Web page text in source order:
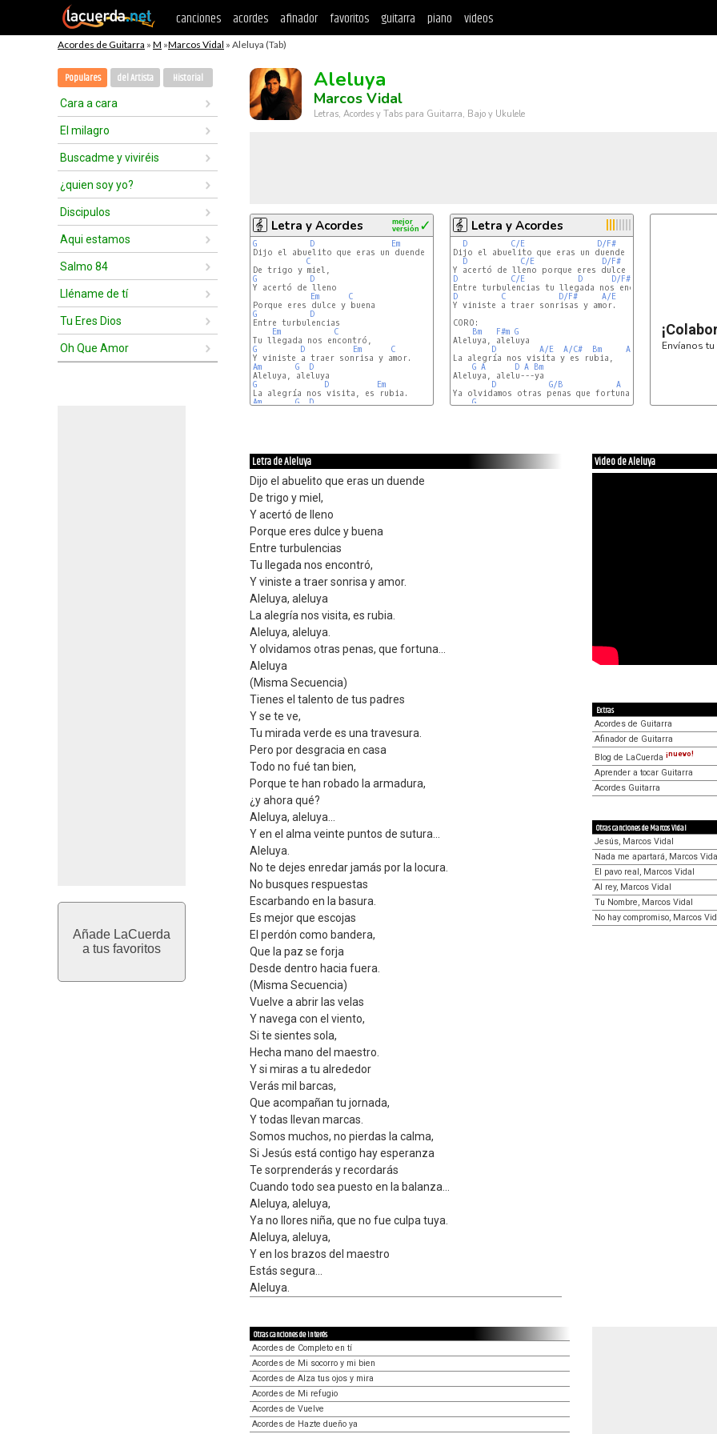
canciones acordes afinador favoritos guitarra piano videos
Acordes de Guitarra » M »Marcos Vidal » Aleluya (Tab)
Populares del Artista Historial
Cara a cara
El milagro
Buscadme y viviréis
¿quien soy yo?
Discipulos
Aqui estamos
Salmo 84
Lléname de tí
Tu Eres Dios
Oh Que Amor
Añade LaCuerda
a tus favoritos
Aleluya
Marcos Vidal
Letras, Acordes y Tabs para Guitarra, Bajo y Ukulele
Letra y Acordes ✓
mejor
versión
G D
Em
Dijo el abuelito que eras un duende
C
G
D
Y acertó de lleno
Em
C
G
D
Entre turbulencias
Em
C
G
D Em
C
Am
G
D
G
D
Em
Am
G
D
Letra y Acordes
D C/E D/F#
Dijo el abuelito que eras un duende de trigo y miel
D
C/E D/F#
D
C/E D D/F#
D
C D/F#
A/E
Y viniste a traer sonrisas y amor.
CORO:
Bm
F#m G
Aleluya, aleluya
D
A/E A/C# Bm
A/C#
La alegría nos visita y es rubia,
G A D A Bm
Aleluya, alelu---ya
D
G/B
A
Ya olvidamos otras penas que fortuna.
G
Envíanos
Letra de Aleluya
Dijo el abuelito que eras un duende
De trigo y miel,
Y acertó de lleno
Porque eres dulce y buena
Entre turbulencias
Tu llegada nos encontró,
Y viniste a traer sonrisa y amor.
Aleluya, aleluya
La alegría nos visita, es rubia.
Aleluya, aleluya.
Y olvidamos otras penas, que fortuna...
Aleluya
(Misma Secuencia)
Tienes el talento de tus padres
Y se te ve,
Tu mirada verde es una travesura.
Pero por desgracia en casa
Todo no fué tan bien,
Porque te han robado la armadura,
¿y ahora qué?
Aleluya, aleluya...
Y en el alma veinte puntos de sutura...
Aleluya.
No te dejes enredar jamás por la locura.
No busques respuestas
Escarbando en la basura.
Es mejor que escojas
El perdón como bandera,
Que la paz se forja
Desde dentro hacia fuera.
(Misma Secuencia)
Vuelve a abrir las velas
Y navega con el viento,
Si te sientes sola,
Hecha mano del maestro.
Y si miras a tu alrededor
Verás mil barcas,
Que acompañan tu jornada,
Y todas llevan marcas.
Somos muchos, no pierdas la calma,
Si Jesús está contigo hay esperanza
Te sorprenderás y recordarás
Cuando todo sea puesto en la balanza...
Aleluya, aleluya,
Ya no llores niña, que no fue culpa tuya.
Aleluya, aleluya,
Y en los brazos del maestro
Estás segura...
Aleluya.
Video de Aleluya
Extras
Acordes de Guitarra
Afinador de Guitarra
Blog de LaCuerda ¡nuevo!
Aprender a tocar Guitarra
Acordes Guitarra
Otras canciones de Marcos Vidal
Jesús, Marcos Vidal
Nada me apartará, Marcos
El pavo real, Marcos Vidal
Al rey, Marcos Vidal
Tu Nombre, Marcos Vidal
No hay compromiso, Marcos
Otras canciones de interés
Acordes de Completo en tí
Acordes de Mi socorro y mi bien
Acordes de Alza tus ojos y mira
Acordes de Mi refugio
Acordes de Vuelve
Acordes de Hazte dueño ya